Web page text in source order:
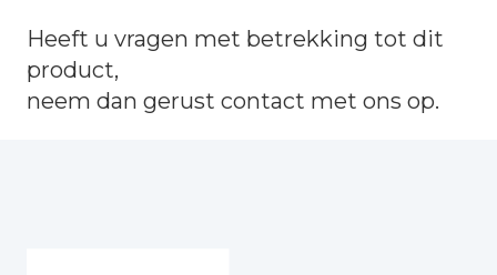
Heeft u vragen met betrekking tot dit
product,
neem dan gerust contact met ons op.